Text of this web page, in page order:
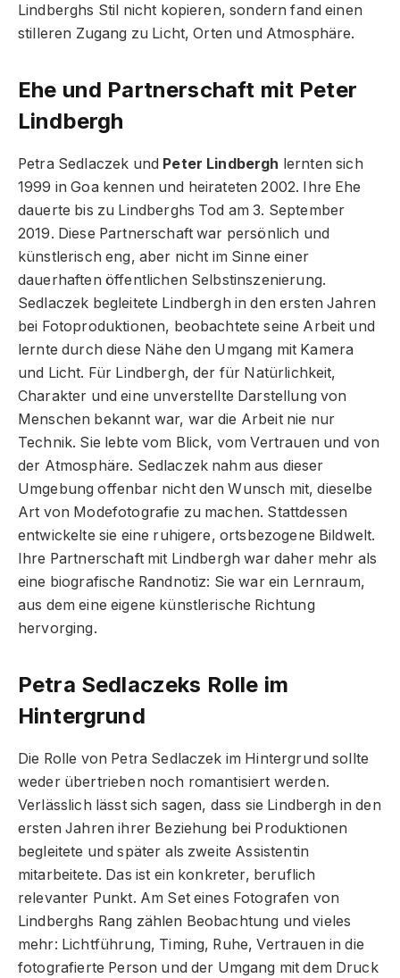
Lindberghs Stil nicht kopieren, sondern fand einen
stilleren Zugang zu Licht, Orten und Atmosphäre.
Ehe und Partnerschaft mit Peter
Lindbergh
Petra Sedlaczek und Peter Lindbergh lernten sich
1999 in Goa kennen und heirateten 2002. Ihre Ehe
dauerte bis zu Lindberghs Tod am 3. September
2019. Diese Partnerschaft war persönlich und
künstlerisch eng, aber nicht im Sinne einer
dauerhaften öffentlichen Selbstinszenierung.
Sedlaczek begleitete Lindbergh in den ersten Jahren
bei Fotoproduktionen, beobachtete seine Arbeit und
lernte durch diese Nähe den Umgang mit Kamera
und Licht. Für Lindbergh, der für Natürlichkeit,
Charakter und eine unverstellte Darstellung von
Menschen bekannt war, war die Arbeit nie nur
Technik. Sie lebte vom Blick, vom Vertrauen und von
der Atmosphäre. Sedlaczek nahm aus dieser
Umgebung offenbar nicht den Wunsch mit, dieselbe
Art von Modefotografie zu machen. Stattdessen
entwickelte sie eine ruhigere, ortsbezogene Bildwelt.
Ihre Partnerschaft mit Lindbergh war daher mehr als
eine biografische Randnotiz: Sie war ein Lernraum,
aus dem eine eigene künstlerische Richtung
hervorging.
Petra Sedlaczeks Rolle im
Hintergrund
Die Rolle von Petra Sedlaczek im Hintergrund sollte
weder übertrieben noch romantisiert werden.
Verlässlich lässt sich sagen, dass sie Lindbergh in den
ersten Jahren ihrer Beziehung bei Produktionen
begleitete und später als zweite Assistentin
mitarbeitete. Das ist ein konkreter, beruflich
relevanter Punkt. Am Set eines Fotografen von
Lindberghs Rang zählen Beobachtung und vieles
mehr: Lichtführung, Timing, Ruhe, Vertrauen in die
fotografierte Person und der Umgang mit dem Druck